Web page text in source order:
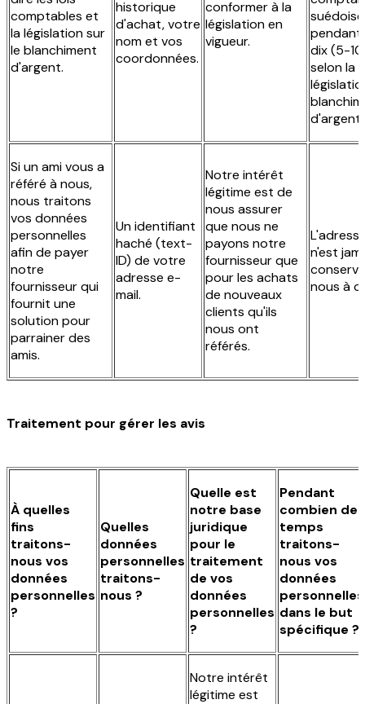
comptables et
la législation sur
le blanchiment
d'argent.
historique
d'achat, votre
nom et vos
coordonnées.
conformer à la
législation en
vigueur.
pendant
dix (5-
selon la
d'argent.
Si un ami vous a
référé à nous,
nous traitons
vos données
personnelles
afin de payer
notre
fournisseur qui
fournit une
solution pour
parrainer des
amis.
Un identifiant
haché (text-
ID) de votre
adresse e-
mail.
Notre intérêt
légitime est de
nous assurer
que nous ne
payons notre
fournisseur que
pour les achats
de nouveaux
clients qu'ils
nous ont
référés.
n'est
nous à
Traitement pour gérer les avis
À quelles
fins
traitons-
nous vos
données
personnelles
?
Quelles
données
personnelles
traitons-
nous ?
Quelle est
notre base
juridique
pour le
traitement
de vos
données
personnelles
?
Pendant
combien de
temps
traitons-
nous vos
données
personnelles
dans le but
spécifique ?
Notre intérêt
légitime est